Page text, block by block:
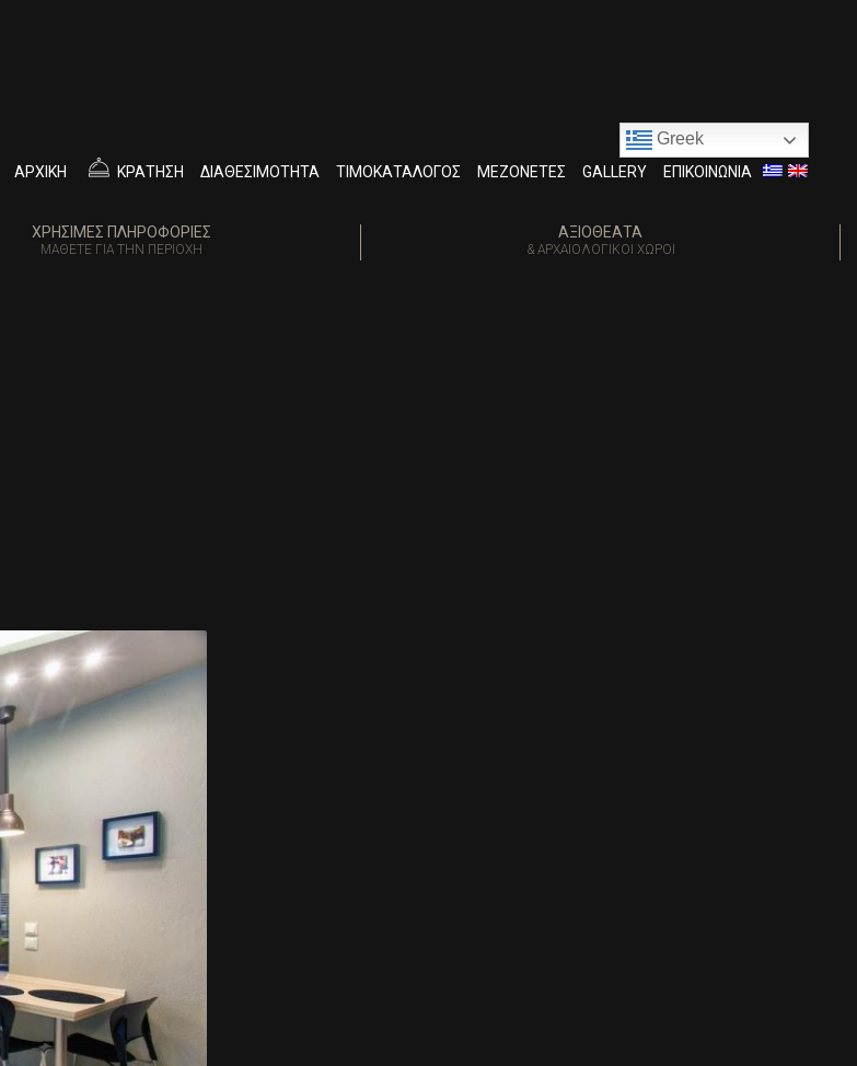
ΑΡΧΙΚΉ ΚΡΑΤΗΣΗ ΔΙΑΘΕΣΙΜΌΤΗΤΑ ΤΙΜΟΚΑΤΆΛΟΓΟΣ ΜΕΖΟΝΈΤΕΣ GALLERY ΕΠΙΚΟΙΝΩΝΊΑ
Greek
ΧΡΉΣΙΜΕΣ ΠΛΗΡΟΦΟΡΊΕΣ
ΜΆΘΕΤΕ ΓΙΑ ΤΗΝ ΠΕΡΙΟΧΉ
ΑΞΙΟΘΈΑΤΑ
& ΑΡΧΑΙΟΛΟΓΙΚΟΊ ΧΏΡΟΙ